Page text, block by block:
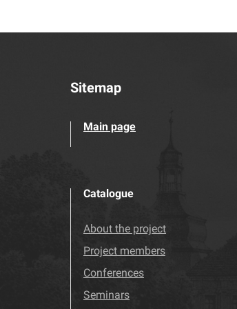
Sitemap
Main page
Catalogue
About the project
Project members
Conferences
Seminars